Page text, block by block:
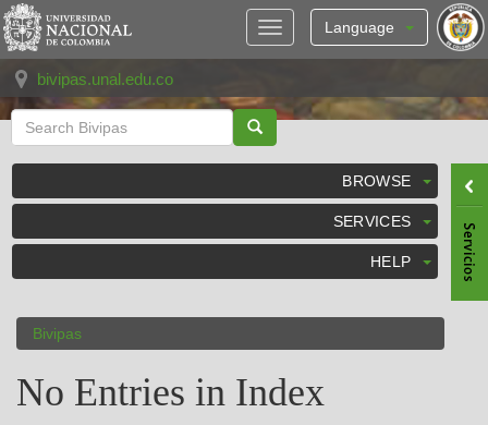
Skip
navigation
Language
bivipas.unal.edu.co
BROWSE
SERVICES
HELP
Bivipas
No Entries in Index